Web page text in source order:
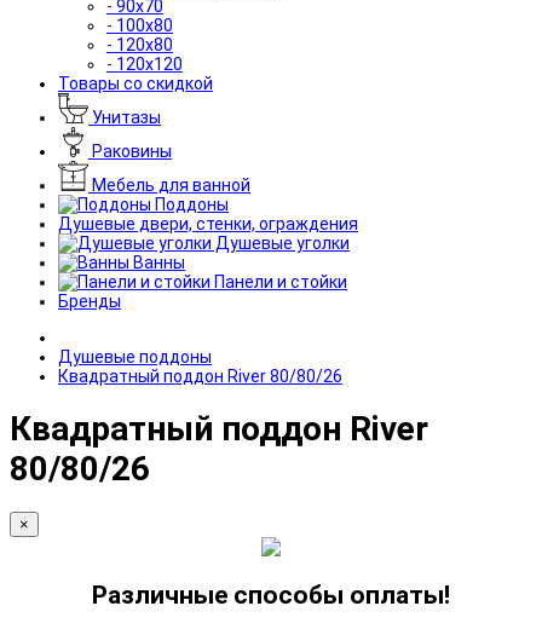
- 90x70
- 100x80
- 120x80
- 120x120
Товары со скидкой
Унитазы
Раковины
Мебель для ванной
Поддоны
Душевые двери, стенки, ограждения
Душевые уголки
Ванны
Панели и стойки
Бренды
Душевые поддоны
Квадратный поддон River 80/80/26
Квадратный поддон River
80/80/26
×
Различные способы оплаты!